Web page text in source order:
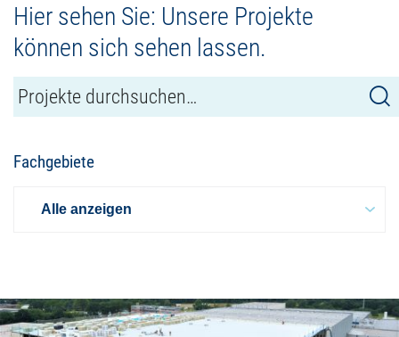
Hier sehen Sie: Unsere Projekte
können sich sehen lassen.
Fachgebiete